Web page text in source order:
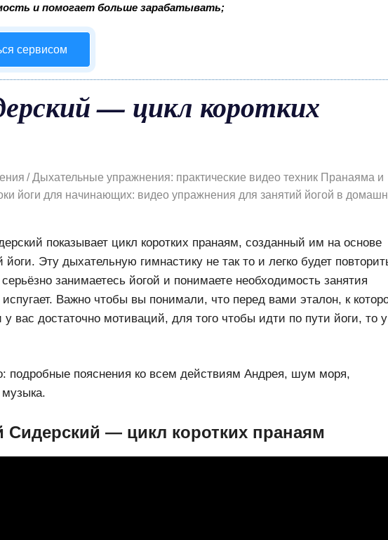
и помогает больше зарабатывать;
сервисом
— цикл коротких
Дыхательные упражнения: практические видео техник Пранаяма и
йоги для начинающих: видео упражнения для занятий йогой в
показывает цикл коротких пранаям, созданный им на основе
Эту дыхательную гимнастику не так то и легко будет
занимаетесь йогой и понимаете необходимость занятия
Важно чтобы вы понимали, что перед вами эталон, к
вас достаточно мотиваций, для того чтобы идти по пути йоги, то у
подробные пояснения ко всем действиям Андрея, шум моря,
Сидерский — цикл коротких пранаям